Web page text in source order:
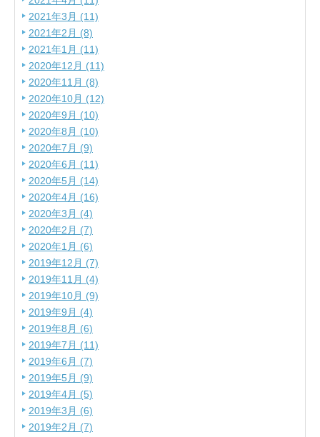
2021年3月 (11)
2021年2月 (8)
2021年1月 (11)
2020年12月 (11)
2020年11月 (8)
2020年10月 (12)
2020年9月 (10)
2020年8月 (10)
2020年7月 (9)
2020年6月 (11)
2020年5月 (14)
2020年4月 (16)
2020年3月 (4)
2020年2月 (7)
2020年1月 (6)
2019年12月 (7)
2019年11月 (4)
2019年10月 (9)
2019年9月 (4)
2019年8月 (6)
2019年7月 (11)
2019年6月 (7)
2019年5月 (9)
2019年4月 (5)
2019年3月 (6)
2019年2月 (7)